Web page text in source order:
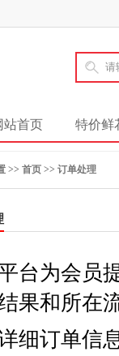
站首页 特价鲜
>> 首页 >> 订单处理
台为会员
果和所在
细订单信